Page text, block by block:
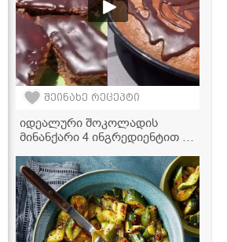
შეინახე რეცეპტი
იდეალური შოკოლადის
მინანქარი 4 ინგრედიენტით -
ნაზი და არასოდეს ხმება!